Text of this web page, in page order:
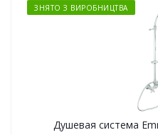
ЗНЯТО З ВИРОБНИЦТВА
Душевая система